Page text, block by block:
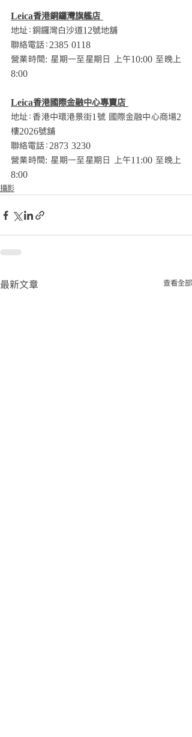
Leica香港銅鑼灣旗艦店
地址：銅鑼灣白沙道12號地舖
聯絡電話：2385 0118
營業時間: 星期一至星期日 上午10:00 至晚上
8:00
Leica香港國際金融中心專賣店
地址：香港中環港景街1號 國際金融中心商場2
樓2026號舖
聯絡電話：2873 3230
營業時間: 星期一至星期日 上午11:00 至晚上
8:00
攝影
最新文章 查看全部